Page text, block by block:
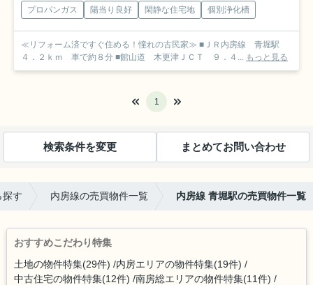
プロパンガス 陽当り良好 閑静な住宅地 個別浄化槽
≪リフォーム済ですぐ住める！憧れの古民家≫ ■ＪＲ内房線 青堀駅
４．２ｋｍ 車で約８分 ■館山道 木更津ＪＣＴ ９．４... もっと見る
1
検索条件を変更 まとめてお問い合わせ
探す 内房線の売買物件一覧 内房線 青堀駅の売買物件一覧
おすすめこだわり特集
土地の物件特集(29件) 内房エリアの物件特集(19件)
中古住宅の物件特集(12件) 南房総エリアの物件特集(11件)